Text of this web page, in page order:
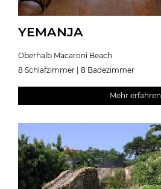
YEMANJA
Oberhalb Macaroni Beach
8 Schlafzimmer | 8 Badezimmer
Mehr erfahren